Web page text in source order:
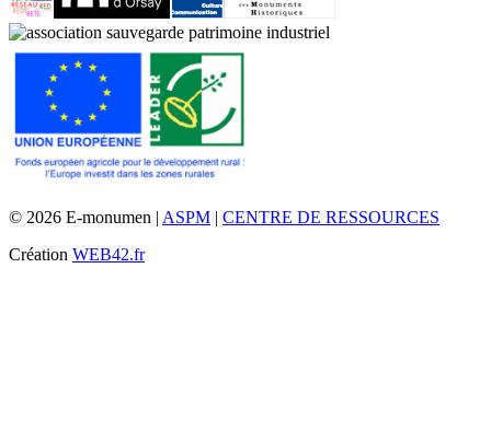
© 2026 E-monumen | ASPM | CENTRE DE RESSOURCES
Création WEB42.fr